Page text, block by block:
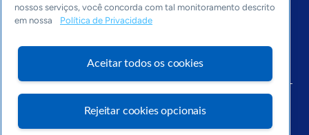
Economia & Política
Inovação & Tecnologia
Cultura empreendedora
Arquivo
nossos serviços, você concorda com tal monitoramento descrito
em nossa
Política de Privacidade
Aceitar todos os cookies
Rejeitar cookies opcionais